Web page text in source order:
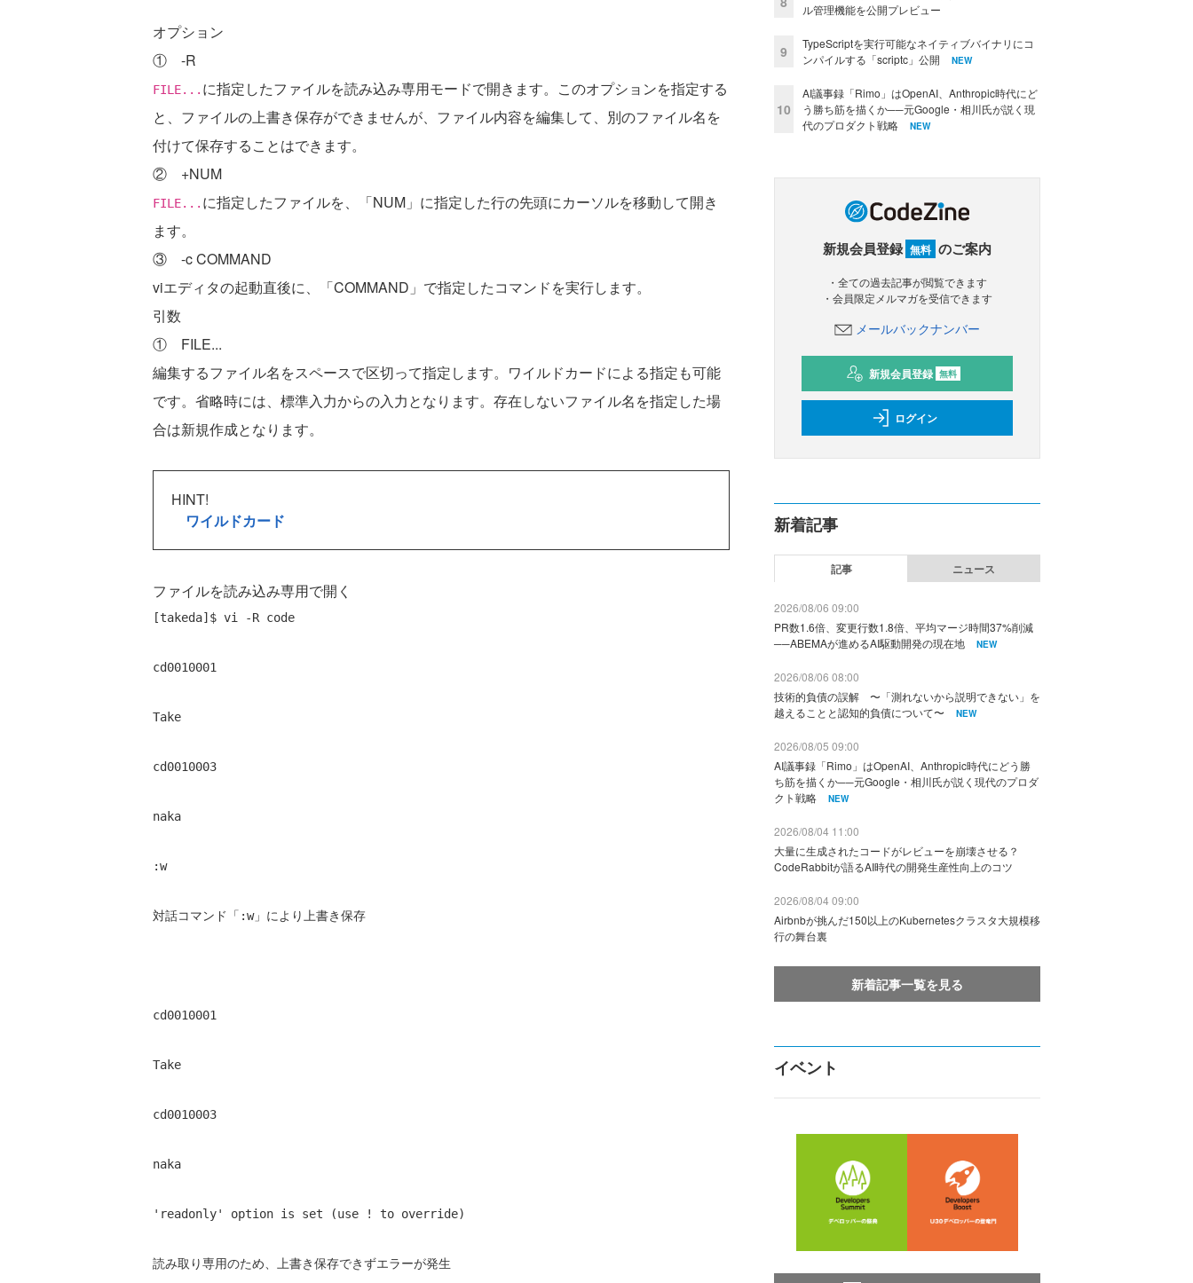
オプション
① -R
FILE... に指定したファイルを読み込み専用モードで開きます。このオプションを指定する
と、ファイルの上書き保存ができませんが、ファイル内容を編集して、別のファイル名を
付けて保存することはできます。
② +NUM
FILE... に指定したファイルを、「NUM」に指定した行の先頭にカーソルを移動して開き
ます。
③ -c COMMAND
viエディタの起動直後に、「COMMAND」で指定したコマンドを実行します。
引数
① FILE...
編集するファイル名をスペースで区切って指定します。ワイルドカードによる指定も可能
です。省略時には、標準入力からの入力となります。存在しないファイル名を指定した場
合は新規作成となります。
HINT!
ワイルドカード
ファイルを読み込み専用で開く
[takeda]$ vi -R code
cd0010001
Take
cd0010003
naka
:w
対話コマンド「:w」により上書き保存
cd0010001
Take
cd0010003
naka
'readonly' option is set (use ! to override)
読み取り専用のため、上書き保存できずエラーが発生
ル管理機能を公開プレビュー
9
TypeScriptを実行可能なネイティブバイナリにコ
ンパイルする「scriptc」公開
NEW
10
AI議事録「Rimo」はOpenAI、Anthropic時代にど
う勝ち筋を描くか──元Google・相川氏が説く現
代のプロダクト戦略
NEW
新規会員登録 無料 のご案内
・全ての過去記事が閲覧できます
・会員限定メルマガを受信できます
メールバックナンバー
新規会員登録 無料
ログイン
新着記事
記事 ニュース
2026/08/06 09:00
PR数1.6倍、変更行数1.8倍、平均マージ時間37%削減
──ABEMAが進めるAI駆動開発の現在地
NEW
2026/08/06 08:00
技術的負債の誤解 〜「測れないから説明できない」を
越えることと認知的負債について〜
NEW
2026/08/05 09:00
AI議事録「Rimo」はOpenAI、Anthropic時代にどう勝
ち筋を描くか──元Google・相川氏が説く現代のプロダ
クト戦略
NEW
2026/08/04 11:00
大量に生成されたコードがレビューを崩壊させる？
CodeRabbitが語るAI時代の開発生産性向上のコツ
2026/08/04 09:00
Airbnbが挑んだ150以上のKubernetesクラスタ大規模移
行の舞台裏
新着記事一覧を見る
イベント